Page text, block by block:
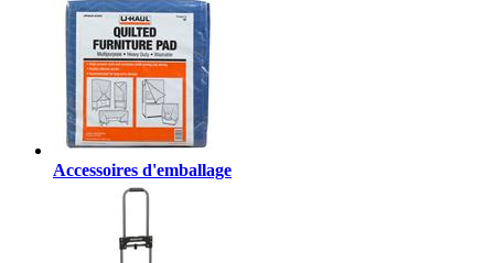
Accessoires d'emballage